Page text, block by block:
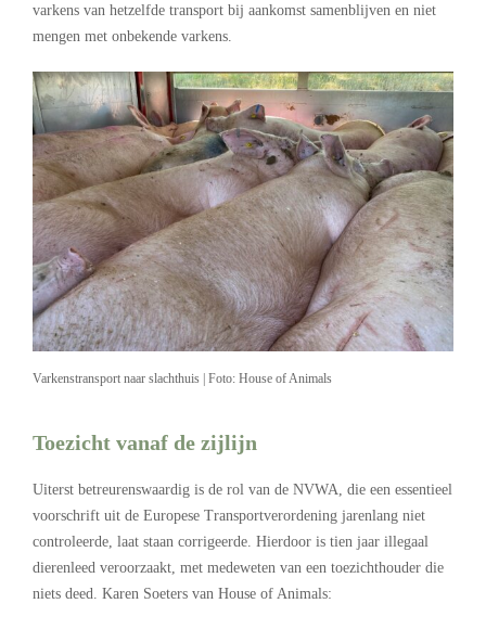
varkens van hetzelfde transport bij aankomst samenblijven en niet
mengen met onbekende varkens.
Varkenstransport naar slachthuis | Foto: House of Animals
Toezicht vanaf de zijlijn
Uiterst betreurenswaardig is de rol van de NVWA, die een essentieel
voorschrift uit de Europese Transportverordening jarenlang niet
controleerde, laat staan corrigeerde. Hierdoor is tien jaar illegaal
dierenleed veroorzaakt, met medeweten van een toezichthouder die
niets deed. Karen Soeters van House of Animals: